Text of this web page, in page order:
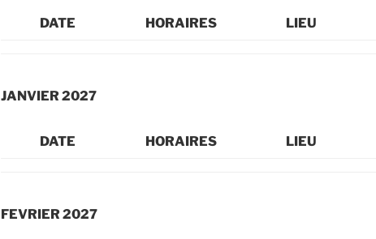
DATE HORAIRES LIEU
JANVIER 2027
DATE HORAIRES LIEU
FEVRIER 2027